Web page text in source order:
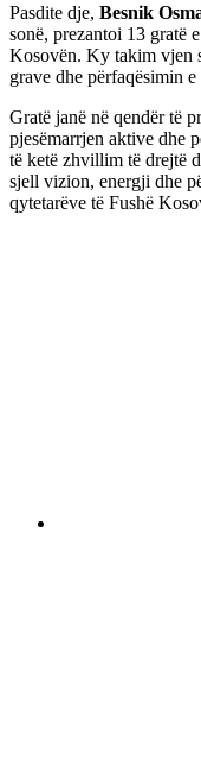
Pasdite dje, Besnik
sonë, prezantoi 13 gratë
Kosovën. Ky takim vjen
grave dhe përfaqësimin
Gratë janë në qendër të
pjesëmarrjen aktive dhe
të ketë zhvillim të drejtë
sjell vizion, energji dhe
qytetarëve të Fushë